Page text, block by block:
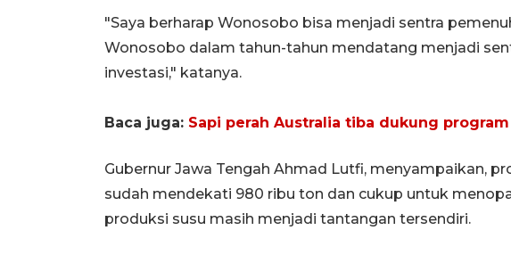
"Saya berharap Wonosobo bisa menjadi sentra
Wonosobo dalam tahun-tahun mendatang menjadi
investasi," katanya.
Baca juga: Sapi perah Australia tiba dukung
Gubernur Jawa Tengah Ahmad Lutfi, menyampaikan,
sudah mendekati 980 ribu ton dan cukup untuk
produksi susu masih menjadi tantangan tersendiri.
12